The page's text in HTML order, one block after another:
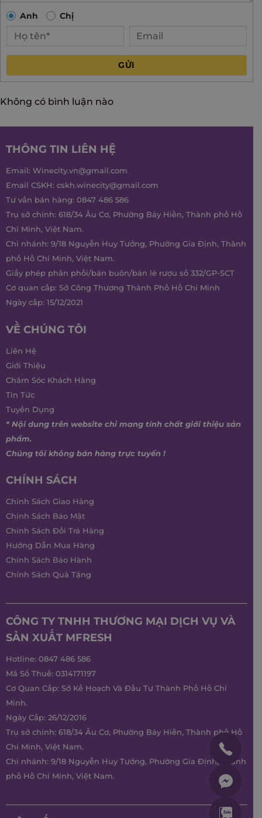
Anh Chị
GỬI
Không có bình luận nào
THÔNG TIN LIÊN HỆ
Email: Winecity.vn@gmail.com
Email CSKH: cskh.winecity@gmail.com
Tư vấn bán hàng: 0847 486 586
Trụ sở chính: 618/34 Âu Cơ, Phường Bảy Hiền, Thành phố Hồ
Chí Minh, Việt Nam.
Chi nhánh: 9/18 Nguyễn Huy Tưởng, Phường Gia Định, Thành
phố Hồ Chí Minh, Việt Nam.
Giấy phép phân phối/bán buôn/bán lẻ rượu số 332/GP-SCT
Cơ quan cấp: Sở Công Thương Thành Phố Hồ Chí Minh
Ngày cấp: 15/12/2021
VỀ CHÚNG TÔI
Liên Hệ
Giới Thiệu
Chăm Sóc Khách Hàng
Tin Tức
Tuyển Dụng
* Nội dung trên website chỉ mang tính chất giới thiệu sản
phẩm.
Chúng tôi không bán hàng trực tuyến !
CHÍNH SÁCH
Chính Sách Giao Hàng
Chính Sách Bảo Mật
Chính Sách Đổi Trả Hàng
Hướng Dẫn Mua Hàng
Chính Sách Bảo Hành
Chính Sách Quà Tặng
CÔNG TY TNHH THƯƠNG MẠI DỊCH VỤ VÀ
SẢN XUẤT MFRESH
Hotline: 0847 486 586
Mã Số Thuế: 0314171197
Cơ Quan Cấp: Sở Kế Hoạch Và Đầu Tư Thành Phố Hồ Chí
Minh.
Ngày Cấp: 26/12/2016
Trụ sở chính: 618/34 Âu Cơ, Phường Bảy Hiền, Thành phố Hồ
Chí Minh, Việt Nam.
Chi nhánh: 9/18 Nguyễn Huy Tưởng, Phường Gia Định, Thành
phố Hồ Chí Minh, Việt Nam.